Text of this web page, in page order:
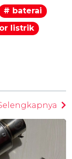
# baterai
listrik